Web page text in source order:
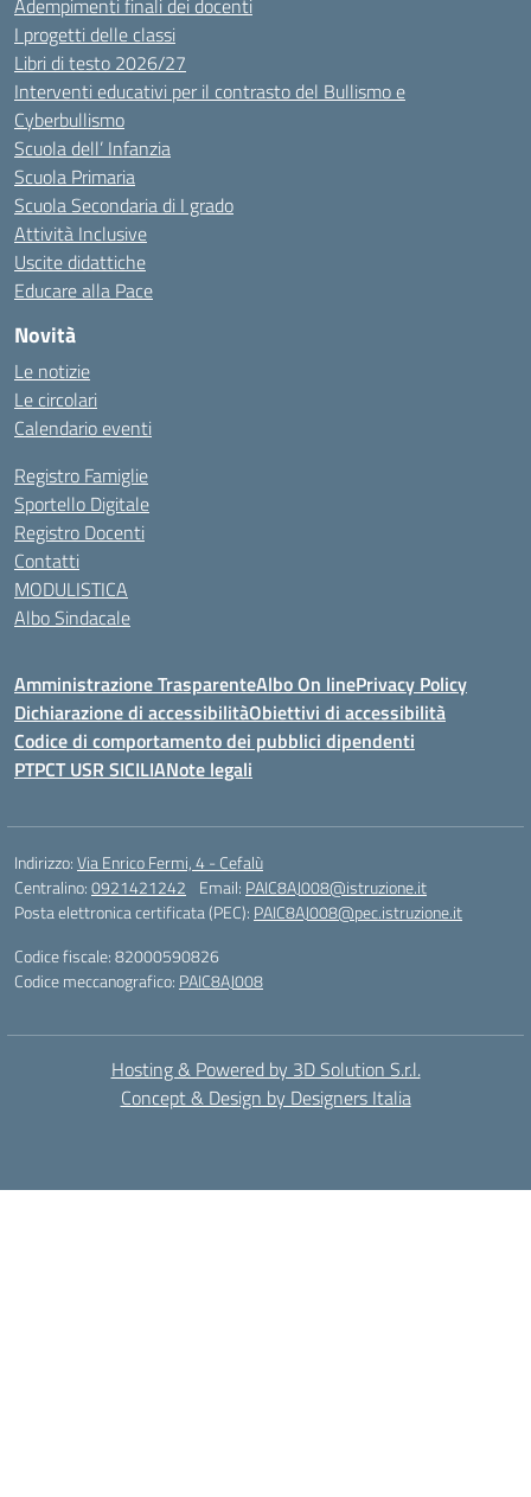
Adempimenti finali dei docenti
I progetti delle classi
Libri di testo 2026/27
Interventi educativi per il contrasto del Bullismo e
Cyberbullismo
Scuola dell’ Infanzia
Scuola Primaria
Scuola Secondaria di I grado
Attività Inclusive
Uscite didattiche
Educare alla Pace
Novità
Le notizie
Le circolari
Calendario eventi
Registro Famiglie
Sportello Digitale
Registro Docenti
Contatti
MODULISTICA
Albo Sindacale
Amministrazione TrasparenteAlbo On linePrivacy Policy
Dichiarazione di accessibilitàObiettivi di accessibilità
Codice di comportamento dei pubblici dipendenti
PTPCT USR SICILIANote legali
Indirizzo:Via Enrico Fermi, 4 - Cefalù
Centralino:0921421242 Email: PAIC8AJ008@istruzione.it
Posta elettronica certificata (PEC): PAIC8AJ008@pec.istruzione.it
Codice fiscale: 82000590826
Codice meccanografico: PAIC8AJ008
Hosting & Powered by 3D Solution S.r.l.
Concept & Design by Designers Italia